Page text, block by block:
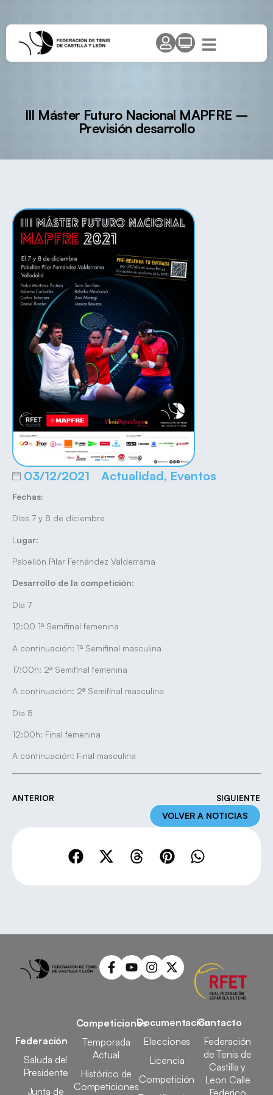
III Máster Futuro Nacional MAPFRE –
Previsión desarrollo
03/12/2021 Actualidad, Eventos
Fechas:
Días 7 y 8 de diciembre
L ugar:
Pabellón Pilar Fernández Valderrama
Desarrollo de la competición:
Día 7
12:00 1ª Semifinal femenina
A continuación: 1ª Semifinal masculina
17:00h: 2ª Semifinal femenina
A continuación: 2ª Semifinal masculina
Día 8
12:00h: Final femenina
A continuación: Final masculina
ANTERIOR SIGUIENTE
VOLVER A NOTICIAS
Federación
Saluda del
Presidente
Junta de
Competiciones
Temporada
Actual
Histórico de
Competiciones
Documentación
Elecciones
Licencia
Competición
Contacto
Federación
de Tenis de
Castilla y
Leon Calle